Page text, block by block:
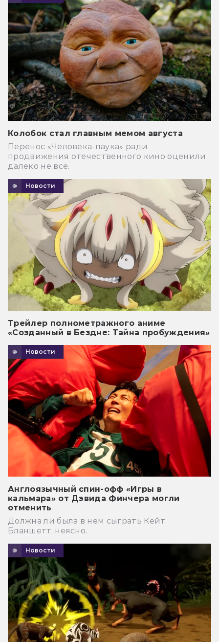
Колобок стал главным мемом августа
Перенос «Человека-паука» ради
продвижения отечественного кино оценили
далеко не все.
Новости
Трейлер полнометражного аниме
«Созданный в Бездне: Тайна пробуждения»
Новости
Англоязычный спин-офф «Игры в
кальмара» от Дэвида Финчера могли
отменить
Должна ли была в нем сыграть Кейт
Бланшетт, неясно.
Новости